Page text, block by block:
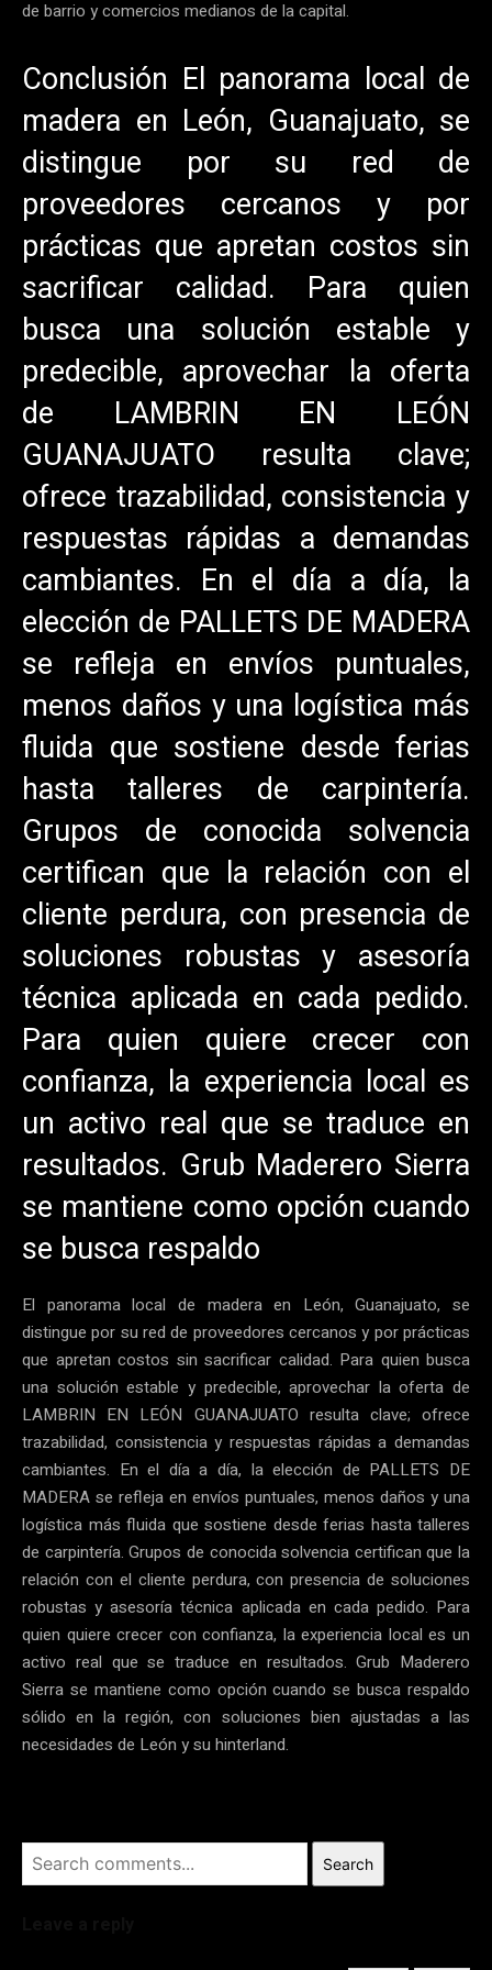
de barrio y comercios medianos de la capital.
Conclusión El panorama local de
madera en León, Guanajuato, se
distingue por su red de
proveedores cercanos y por
prácticas que apretan costos sin
sacrificar calidad. Para quien
busca una solución estable y
predecible, aprovechar la oferta
de LAMBRIN EN LEÓN
GUANAJUATO resulta clave;
ofrece trazabilidad, consistencia y
respuestas rápidas a demandas
cambiantes. En el día a día, la
elección de PALLETS DE MADERA
se refleja en envíos puntuales,
menos daños y una logística más
fluida que sostiene desde ferias
hasta talleres de carpintería.
Grupos de conocida solvencia
certifican que la relación con el
cliente perdura, con presencia de
soluciones robustas y asesoría
técnica aplicada en cada pedido.
Para quien quiere crecer con
confianza, la experiencia local es
un activo real que se traduce en
resultados. Grub Maderero Sierra
se mantiene como opción cuando
se busca respaldo
El panorama local de madera en León, Guanajuato, se
distingue por su red de proveedores cercanos y por prácticas
que apretan costos sin sacrificar calidad. Para quien busca
una solución estable y predecible, aprovechar la oferta de
LAMBRIN EN LEÓN GUANAJUATO resulta clave; ofrece
trazabilidad, consistencia y respuestas rápidas a demandas
cambiantes. En el día a día, la elección de PALLETS DE
MADERA se refleja en envíos puntuales, menos daños y una
logística más fluida que sostiene desde ferias hasta talleres
de carpintería. Grupos de conocida solvencia certifican que la
relación con el cliente perdura, con presencia de soluciones
robustas y asesoría técnica aplicada en cada pedido. Para
quien quiere crecer con confianza, la experiencia local es un
activo real que se traduce en resultados. Grub Maderero
Sierra se mantiene como opción cuando se busca respaldo
sólido en la región, con soluciones bien ajustadas a las
necesidades de León y su hinterland.
Search